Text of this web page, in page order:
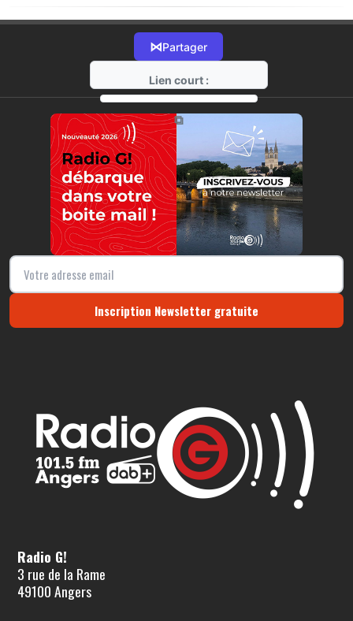
⋈Partager
Lien court :
https://radio-g.fr?18353
⧉
Inscription Newsletter gratuite
Radio G!
3 rue de la Rame
49100 Angers